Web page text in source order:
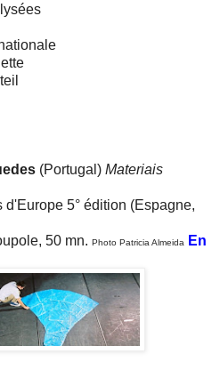
(Portugal) Materiais
5° édition (Espagne,
50 mn. Photo Patricia Almeida
En